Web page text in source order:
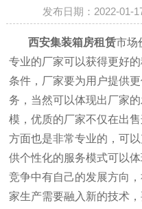
发布日期：2022-01-
西安集装箱房租赁市场
专业的厂家可以获得更好
条件，厂家要为用户提供
务，当然可以体现出厂家
模，优质的厂家不仅在出
方面也是非常专业的，可
供个性化的服务模式可以
竞争中有自己的发展方向
家生产需要融入新的技术